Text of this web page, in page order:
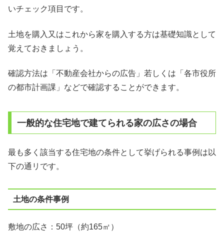
いチェック項目です。
土地を購入又はこれから家を購入する方は基礎知識として
覚えておきましょう。
確認方法は「不動産会社からの広告」若しくは「各市役所
の都市計画課」などで確認することができます。
一般的な住宅地で建てられる家の広さの場合
最も多く該当する住宅地の条件として挙げられる事例は以
下の通リです。
土地の条件事例
敷地の広さ：50坪（約165㎡）